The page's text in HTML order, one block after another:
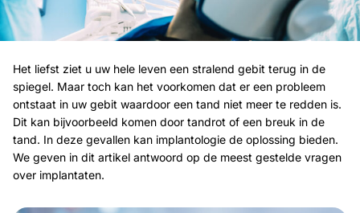
Het liefst ziet u uw hele leven een stralend gebit terug in de
spiegel. Maar toch kan het voorkomen dat er een probleem
ontstaat in uw gebit waardoor een tand niet meer te redden is.
Dit kan bijvoorbeeld komen door tandrot of een breuk in de
tand. In deze gevallen kan implantologie de oplossing bieden.
We geven in dit artikel antwoord op de meest gestelde vragen
over implantaten.